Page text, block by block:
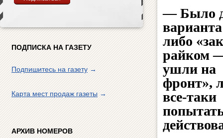
ПОДПИСКА НА ГАЗЕТУ
Подпишитесь на газету→
Карта мест продаж газеты→
АРХИВ НОМЕРОВ
— Было
либо
райком
ушли на
фронт»,
все-таки